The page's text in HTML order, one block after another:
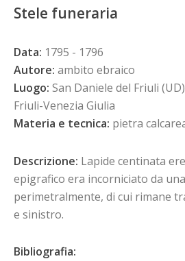
Stele funeraria
Data: 1795 - 1796
Autore: ambito ebraico
Luogo: San Daniele del Friuli
Friuli-Venezia Giulia
Materia e tecnica: pietra
Descrizione: Lapide centinata
epigrafico era incorniciato da
perimetralmente, di cui rimane
e sinistro.
Bibliografia: